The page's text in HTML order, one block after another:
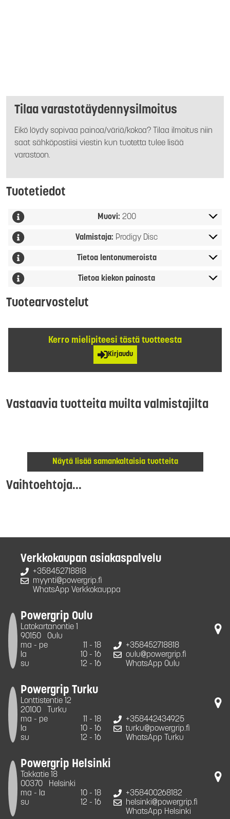
Tilaa varastotäydennysilmoitus
Eikö löydy sopivaa painoa/väriä/kokoa? Tilaa ilmoitus niin
saat sähköpostiisi viestin kun tuotetta tulee lisää
varastoon.
Tuotetiedot
Muovi: 200
Valmistaja: Prodigy Disc
Tietoa lentonumeroista
Tietoa kiekon painosta
Tuotearvostelut
Kerro mielipiteesi tästä tuotteesta
Kirjaudu
Vastaavia tuotteita muilta valmistajilta
Näytä lisää samankaltaisia tuotteita
Vaihtoehtoja...
Verkkokaupan asiakaspalvelu
+358452718818
myynti@powergrip.fi
WhatsApp Verkkokauppa
Powergrip Oulu
Latokartanontie 1
90150
Oulu
ma - pe
11 - 18
la
10 - 16
su
12 - 16
+358452718818
oulu@powergrip.fi
WhatsApp Oulu
Powergrip Turku
Lonttistentie 12
20100
Turku
ma - pe
11 - 18
la
10 - 16
su
12 - 16
+358442434925
turku@powergrip.fi
WhatsApp Turku
Powergrip Helsinki
Takkatie 18
00370
Helsinki
ma - la
10 - 18
su
12 - 16
+358400268182
helsinki@powergrip.fi
WhatsApp Helsinki